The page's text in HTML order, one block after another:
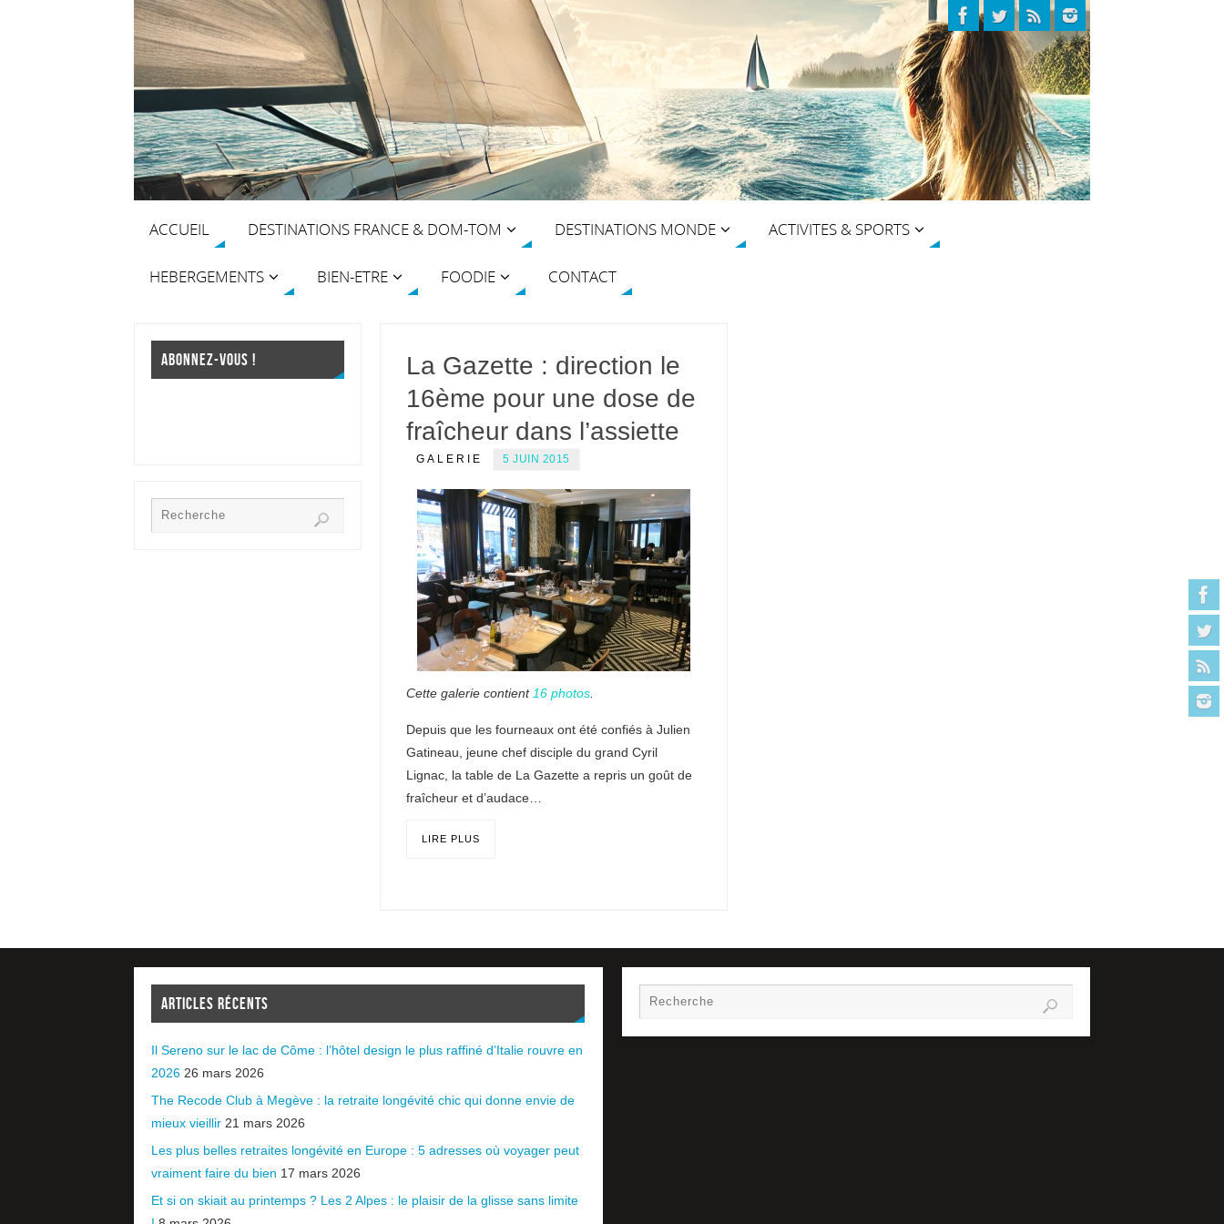
ACCUEIL DESTINATIONS FRANCE & DOM-TOM DESTINATIONS MONDE ACTIVITES & SPORTS
HEBERGEMENTS BIEN-ETRE FOODIE CONTACT
La Gazette : direction le
16ème pour une dose de
fraîcheur dans l’assiette
GALERIE 5 JUIN 2015
Cette galerie contient 16 photos
Depuis que les fourneaux ont été confiés à Julien
Gatineau, jeune chef disciple du grand Cyril
Lignac, la table de La Gazette a repris un goût de
fraîcheur et d’audace…
LIRE PLUS
ABONNEZ-VOUS !
ARTICLES RÉCENTS
Il Sereno sur le lac de Côme : l’hôtel design le plus raffiné d’Italie rouvre en
2026 26 mars 2026
The Recode Club à Megève : la retraite longévité chic qui donne envie de
mieux vieillir 21 mars 2026
Les plus belles retraites longévité en Europe : 5 adresses où voyager peut
vraiment faire du bien 17 mars 2026
Et si on skiait au printemps ? Les 2 Alpes : le plaisir de la glisse sans limite